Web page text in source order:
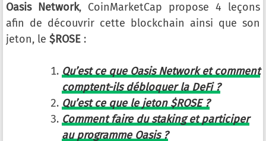
Oasis Network, CoinMarketCap propose 4 leçons
afin de découvrir cette blockchain ainsi que son
jeton, le $ROSE :
Qu’est ce que Oasis Network et comment
comptent-ils débloquer la DeFi ?
Qu’est ce que le jeton $ROSE ?
Comment faire dustakinget participer
au programme Oasis ?